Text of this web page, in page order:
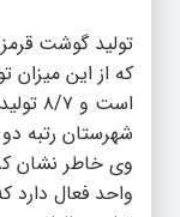
است
شهرستان رتبه دو